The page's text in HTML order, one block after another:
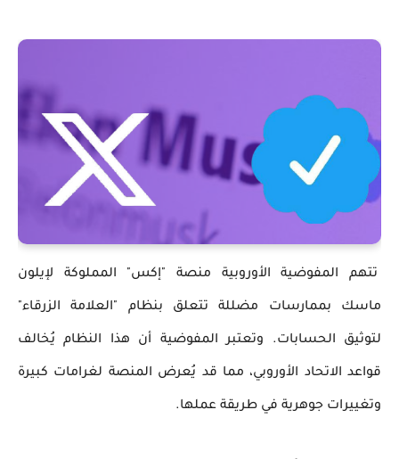
تتهم المفوضية الأوروبية منصة "إكس" المملوكة لإيلون
ماسك بممارسات مضللةتتعلق بنظام "العلامة الزرقاء"
لتوثيق الحسابات. وتعتبر المفوضية أن هذا النظام يُخالف
قواعد الاتحاد الأوروبي، مما قد يُعرض المنصة لغرامات كبيرة
وتغييرات جوهرية في طريقة عملها.